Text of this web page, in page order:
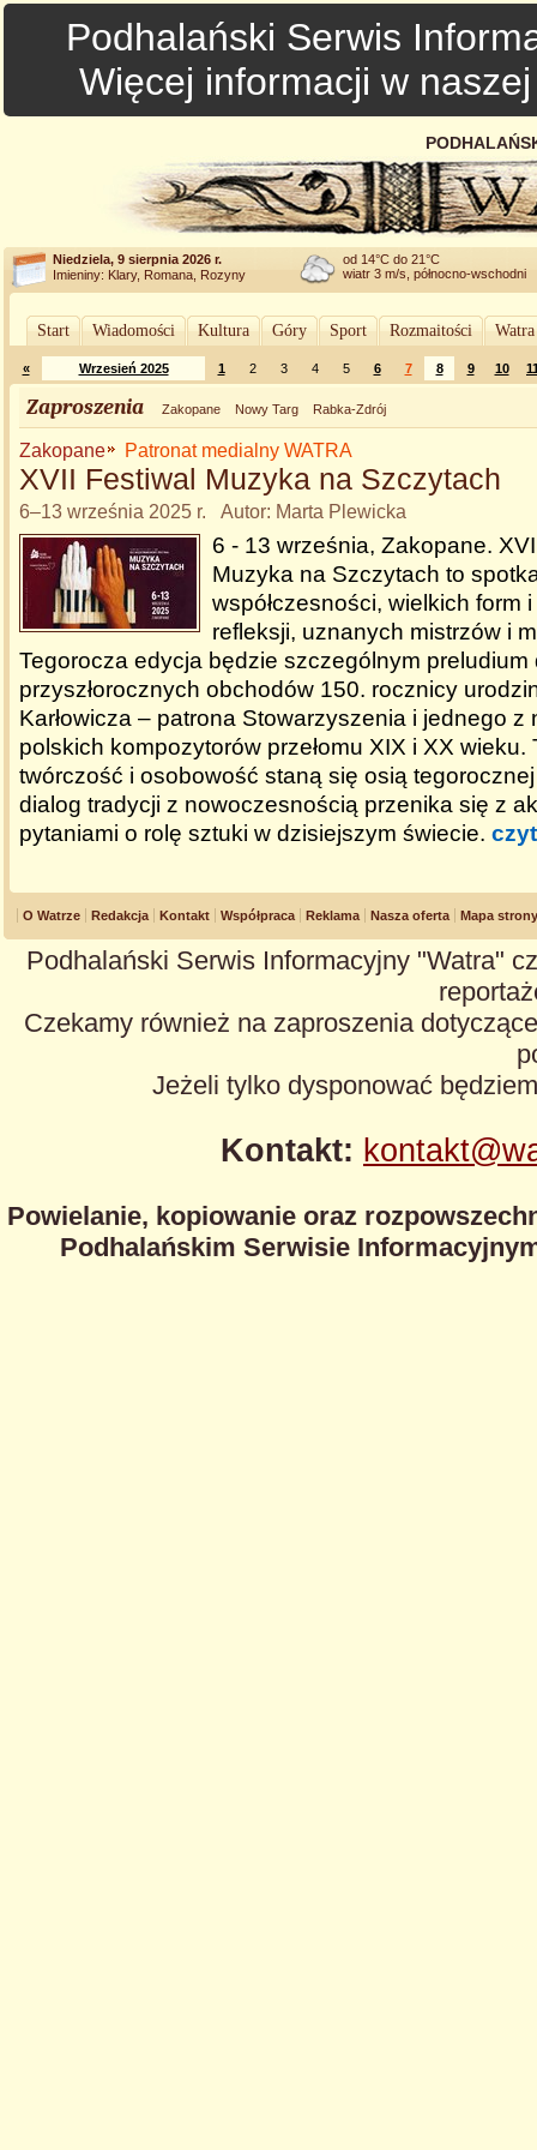
Podhalański Serwis
Więcej informacji w
Niedziela, 9 sierpnia 2026 r.
Imieniny: Klary, Romana, Rozyny
od 14°C do 21°C
wiatr 3 m/s, północno-wschodni
Start Wiadomości Kultura Góry Sport Rozmaitości
« Wrzesień 2025 1 2 3 4 5 6 7 8 9 10
Zaproszenia Zakopane Nowy Targ Rabka-Zdrój
Zakopane Patronat medialny WATRA
XVII Festiwal Muzyka na Szczytach
6–13 września 2025 r. Autor: Marta Plewicka
6 - 13 września, Zakopane.
Muzyka na Szczytach to
współczesności, wielkich form
refleksji, uznanych mistrzów i
Tegorocza edycja będzie szczególnym preludium
przyszłorocznych obchodów 150. rocznicy
Karłowicza – patrona Stowarzyszenia i jednego z
polskich kompozytorów przełomu XIX i XX wieku.
twórczość i osobowość staną się osią
dialog tradycji z nowoczesnością przenika się z
pytaniami o rolę sztuki w dzisiejszym świecie.
O Watrze Redakcja Kontakt Współpraca Reklama Nasza oferta Mapa strony
Podhalański Serwis Informacyjny "Watra"
Czekamy również na zaproszenia
Jeżeli tylko dysponować
Kontakt:
Powielanie, kopiowanie oraz
Podhalańskim Serwisie